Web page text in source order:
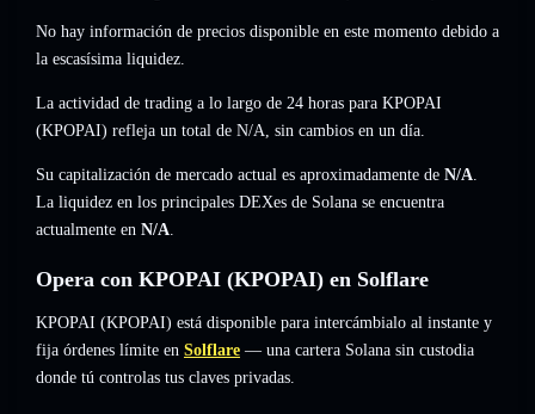
No hay información de precios disponible en este momento debido a
la escasísima liquidez.
La actividad de trading a lo largo de 24 horas para KPOPAI
(KPOPAI) refleja un total de N/A, sin cambios en un día.
Su capitalización de mercado actual es aproximadamente de N/A.
La liquidez en los principales DEXes de Solana se encuentra
actualmente en N/A.
Opera con KPOPAI (KPOPAI) en Solflare
KPOPAI (KPOPAI) está disponible para intercámbialo al instante y
fija órdenes límite en Solflare — una cartera Solana sin custodia
donde tú controlas tus claves privadas.